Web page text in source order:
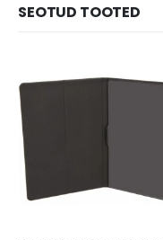
SEOTUD TOOTED